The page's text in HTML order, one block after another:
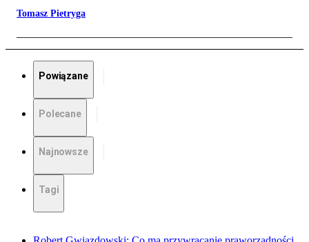
Tomasz Pietryga
Powiązane
Polecane
Najnowsze
Tagi